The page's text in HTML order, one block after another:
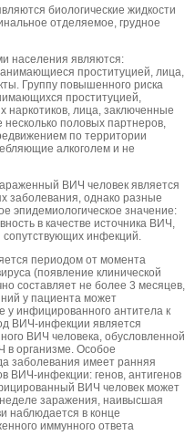
биологические жидкости
отделяемое, грудное
населения являются:
проституцией, лица,
Группу повышенного риска
проституцией,
лица, заключенные
половых партнеров,
по территории
алкоголем и не
ВИЧ человек является
заболевания, однако разные
эпидемиологическое значение:
в качестве источника ВИЧ,
сопутствующих инфекций.
периодом от момента
(появление клинической
составляет не более 3 месяцев,
у пациента может
у инфицированного антитела к
ВИЧ-инфекции является
ВИЧ человека, обусловленной
в организме. Особое
заболевания имеет ранняя
ВИЧ-инфекции: генов, антигенов
ВИЧ человек может
заражения, наивысшая
наблюдается в конце
иммунного ответа